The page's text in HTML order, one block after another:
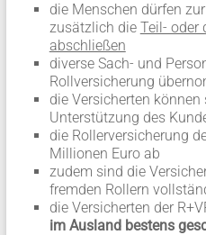
die Menschen dürfen
zusätzlich die Teil- oder
abschließen
diverse Sach- und
Rollversicherung
die Versicherten
Unterstützung des
die Rollerversicherung
Millionen Euro ab
zudem sind die
fremden Rollern
die Versicherten der
im Ausland bestens